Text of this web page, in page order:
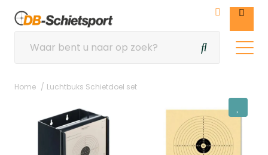
Home Luchtbuks Schietdoel set